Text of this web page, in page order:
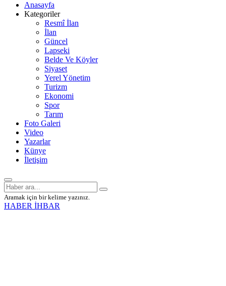
Anasayfa
Kategoriler
Resmî İlan
İlan
Güncel
Lapseki
Belde Ve Köyler
Siyaset
Yerel Yönetim
Turizm
Ekonomi
Spor
Tarım
Foto Galeri
Video
Yazarlar
Künye
İletişim
Aramak için bir kelime yazınız.
HABER İHBAR